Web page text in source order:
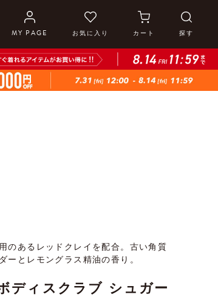
MY PAGE お気に入り カート 探す
のあるレッドクレイを配合。古い角質
ーとレモングラス精油の香り。
ディスクラブ シュガー